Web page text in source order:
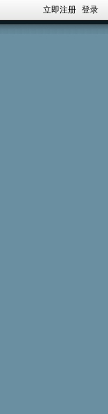
立即注册 登录